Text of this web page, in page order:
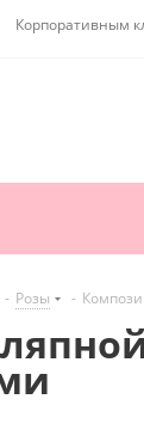
Корпоративным
- Розы -